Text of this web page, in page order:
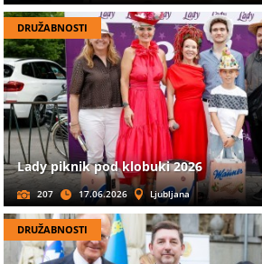
DRUŽABNOSTI
Lady piknik pod klobuki 2026
207 17.06.2026 Ljubljana
DRUŽABNOSTI